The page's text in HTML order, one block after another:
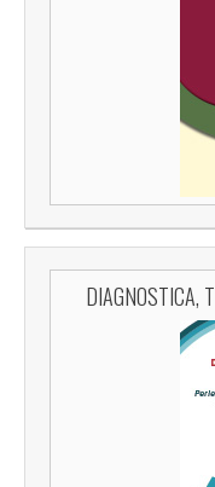
DIAGNOSTICA,